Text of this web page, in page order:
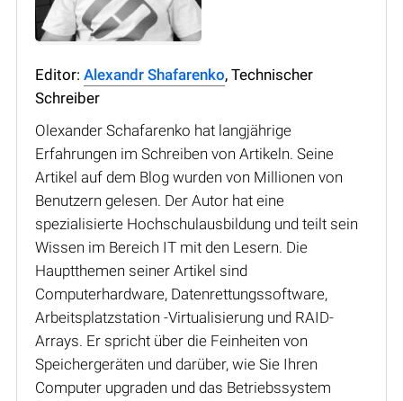
Editor: Alexandr Shafarenko, Technischer
Schreiber
Olexander Schafarenko hat langjährige
Erfahrungen im Schreiben von Artikeln. Seine
Artikel auf dem Blog wurden von Millionen von
Benutzern gelesen. Der Autor hat eine
spezialisierte Hochschulausbildung und teilt sein
Wissen im Bereich IT mit den Lesern. Die
Hauptthemen seiner Artikel sind
Computerhardware, Datenrettungssoftware,
Arbeitsplatzstation -Virtualisierung und RAID-
Arrays. Er spricht über die Feinheiten von
Speichergeräten und darüber, wie Sie Ihren
Computer upgraden und das Betriebssystem